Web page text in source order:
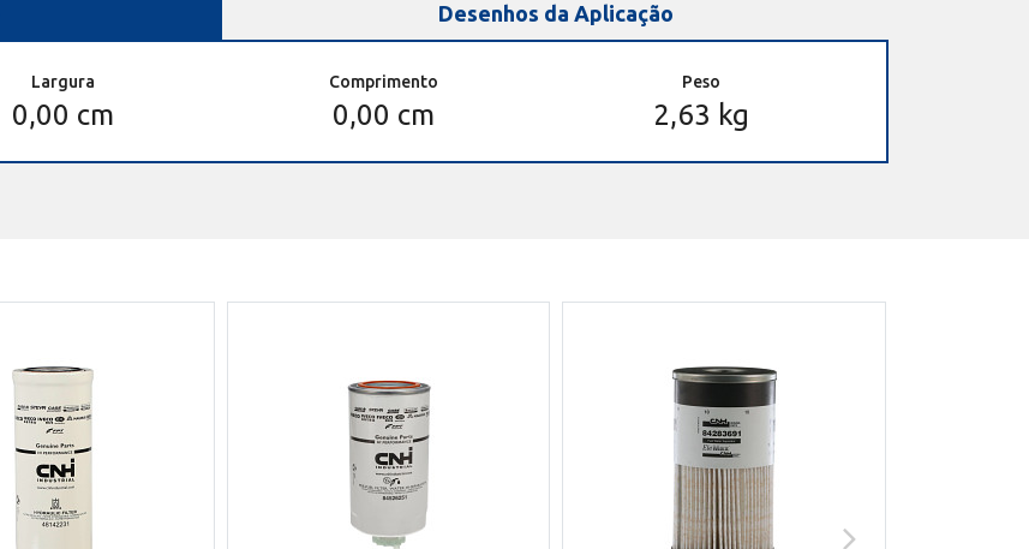
Desenhos da Aplicação
Largura
0,00 cm
Comprimento
0,00 cm
Peso
2,63 kg